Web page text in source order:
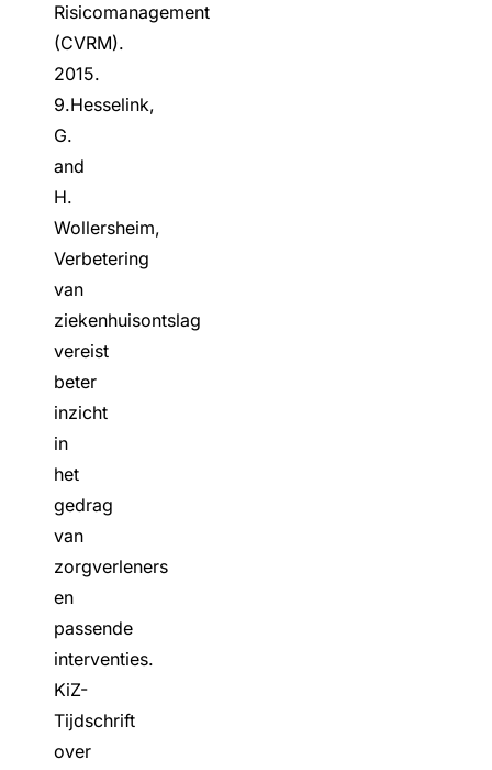
Risicomanagement
(CVRM).
2015.
9.Hesselink,
G.
and
H.
Wollersheim,
Verbetering
van
ziekenhuisontslag
vereist
beter
inzicht
in
het
gedrag
van
zorgverleners
en
passende
interventies.
KiZ-
Tijdschrift
over